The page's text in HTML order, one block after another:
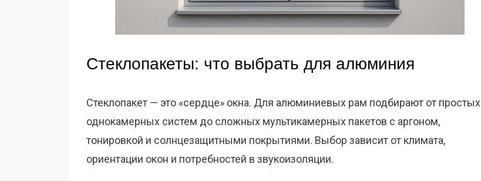
Стеклопакеты: что выбрать для алюминия
Стеклопакет — это «сердце» окна. Для алюминиевых рам подбирают от простых
однокамерных систем до сложных мультикамерных пакетов с аргоном,
тонировкой и солнцезащитными покрытиями. Выбор зависит от климата,
ориентации окон и потребностей в звукоизоляции.